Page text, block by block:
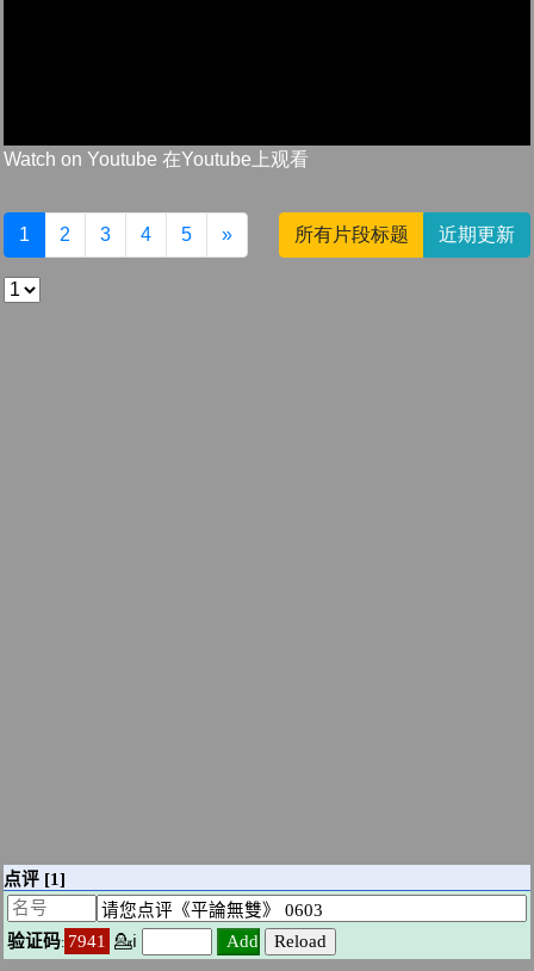
Watch on Youtube 在Youtube上观看
1 2 3 4 5 » 所有片段标题 近期更新